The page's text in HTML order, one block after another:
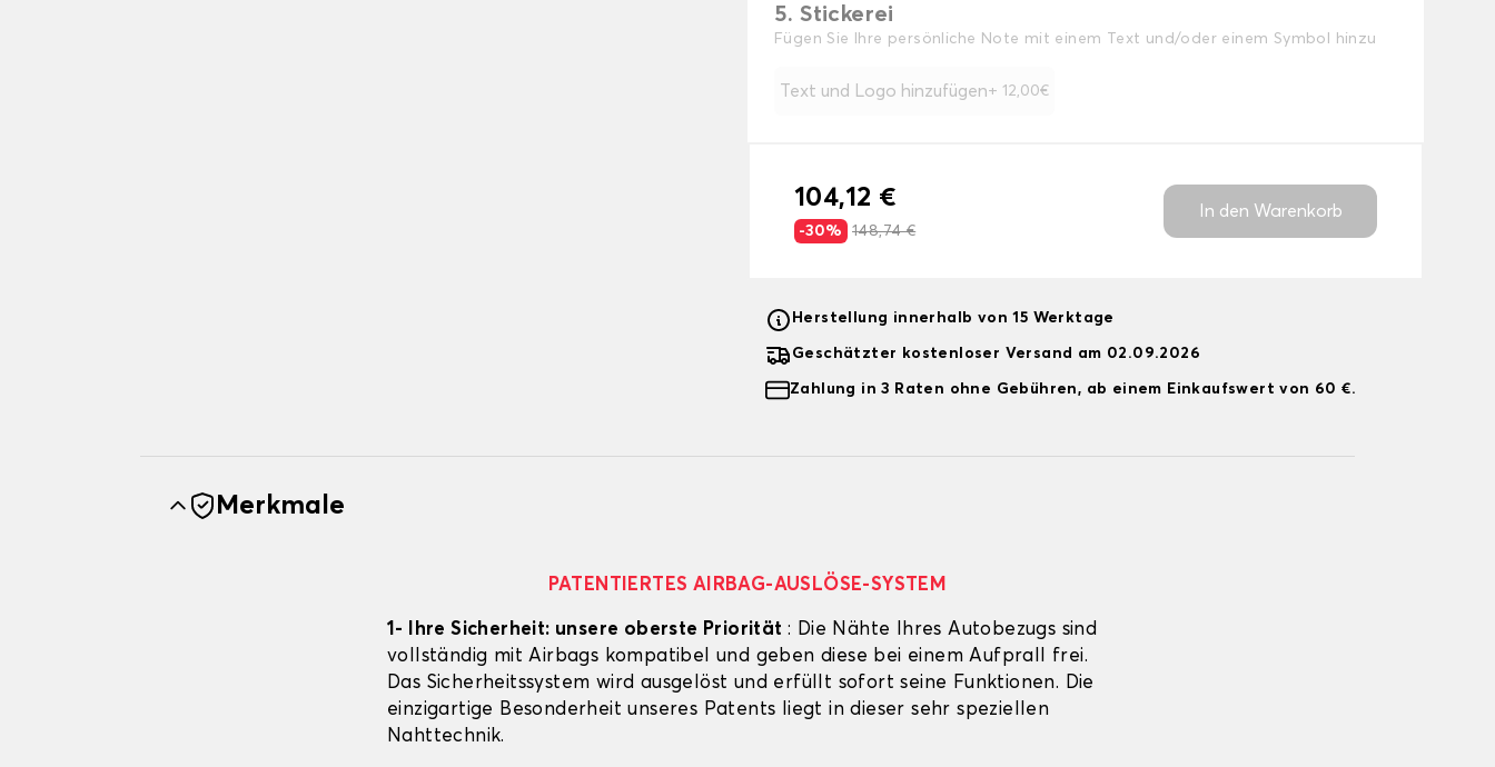
5. Stickerei
Fügen Sie Ihre persönliche Note mit einem Text und/oder einem Symbol hinzu
Text und Logo hinzufügen + 12,00€
104,12 €
-30% 148,74 €
In den Warenkorb
Herstellung innerhalb von 15 Werktage
Geschätzter kostenloser Versand am 02.09.2026
Zahlung in 3 Raten ohne Gebühren, ab einem Einkaufswert von 60 €.
Merkmale
PATENTIERTES AIRBAG-AUSLÖSE-SYSTEM
1- Ihre Sicherheit: unsere oberste Priorität : Die Nähte Ihres Autobezugs sind
vollständig mit Airbags kompatibel und geben diese bei einem Aufprall frei.
Das Sicherheitssystem wird ausgelöst und erfüllt sofort seine Funktionen. Die
einzigartige Besonderheit unseres Patents liegt in dieser sehr speziellen
Nahttechnik.